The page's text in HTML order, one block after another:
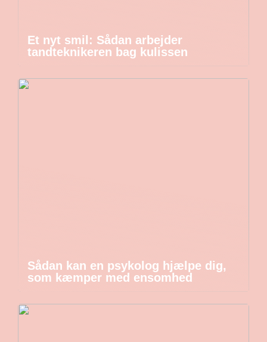
Et nyt smil: Sådan arbejder
tandteknikeren bag kulissen
Sådan kan en psykolog hjælpe dig,
som kæmper med ensomhed